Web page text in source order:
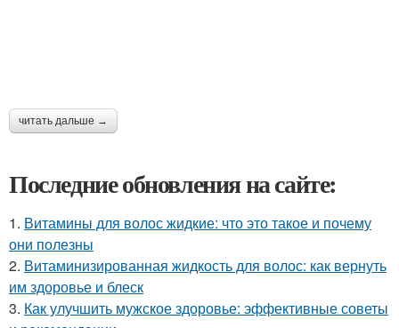
читать дальше →
Последние обновления на сайте:
1. Витамины для волос жидкие: что это такое и почему
они полезны
2. Витаминизированная жидкость для волос: как вернуть
им здоровье и блеск
3. Как улучшить мужское здоровье: эффективные советы